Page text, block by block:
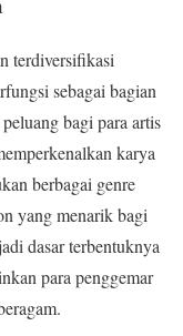
terdiversifikasi
sebagai bagian
bagi para artis
karya
berbagai genre
yang menarik bagi
dasar terbentuknya
para penggemar